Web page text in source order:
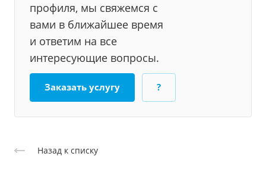
профиля, мы свяжемся с
вами в ближайшее время
и ответим на все
интересующие вопросы.
Заказать услугу ?
Назад к списку